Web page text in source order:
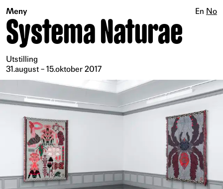
Meny En No
Systema Naturae
Utstilling
31.august – 15.oktober 2017